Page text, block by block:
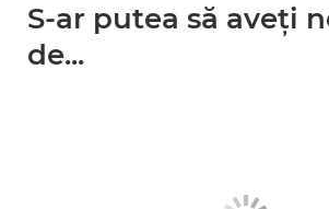
S-ar putea să aveţi
de...